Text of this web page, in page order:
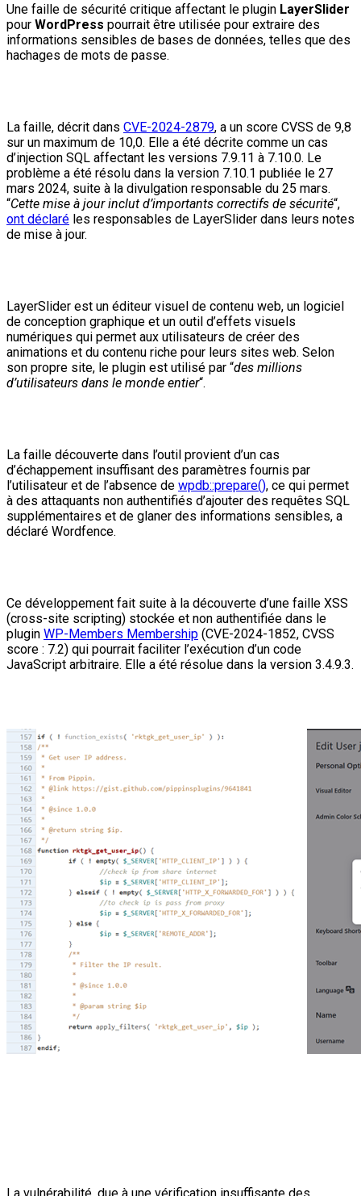
Une faille de sécurité critique affectant le plugin LayerSlider
pour WordPress pourrait être utilisée pour extraire des
informations sensibles de bases de données, telles que des
hachages de mots de passe.
La faille, décrit dans CVE-2024-2879, a un score CVSS de 9,8
sur un maximum de 10,0. Elle a été décrite comme un cas
d’injection SQL affectant les versions 7.9.11 à 7.10.0. Le
problème a été résolu dans la version 7.10.1 publiée le 27
mars 2024, suite à la divulgation responsable du 25 mars.
“Cette mise à jour inclut d’importants correctifs de sécurité“,
ont déclaré les responsables de LayerSlider dans leurs notes
de mise à jour.
LayerSlider est un éditeur visuel de contenu web, un logiciel
de conception graphique et un outil d’effets visuels
numériques qui permet aux utilisateurs de créer des
animations et du contenu riche pour leurs sites web. Selon
son propre site, le plugin est utilisé par “des millions
d’utilisateurs dans le monde entier“.
La faille découverte dans l’outil provient d’un cas
d’échappement insuffisant des paramètres fournis par
l’utilisateur et de l’absence de wpdb::prepare(), ce qui permet
à des attaquants non authentifiés d’ajouter des requêtes SQL
supplémentaires et de glaner des informations sensibles, a
déclaré Wordfence.
Ce développement fait suite à la découverte d’une faille XSS
(cross-site scripting) stockée et non authentifiée dans le
plugin WP-Members Membership (CVE-2024-1852, CVSS
score : 7.2) qui pourrait faciliter l’exécution d’un code
JavaScript arbitraire. Elle a été résolue dans la version 3.4.9.3.
La vulnérabilité, due à une vérification insuffisante des